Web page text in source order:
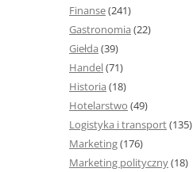
Finanse(241)
Gastronomia (22)
Giełda (39)
Handel(71)
Historia (18)
Hotelarstwo (49)
Logistyka i transport(135)
Marketing(176)
Marketing polityczny(18)